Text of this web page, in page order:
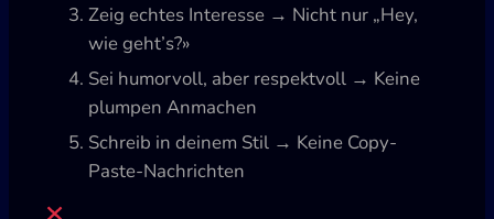
Zeig echtes Interesse → Nicht nur „Hey,
wie geht’s?»
Sei humorvoll, aber respektvoll → Keine
plumpen Anmachen
Schreib in deinem Stil → Keine Copy-
Paste-Nachrichten